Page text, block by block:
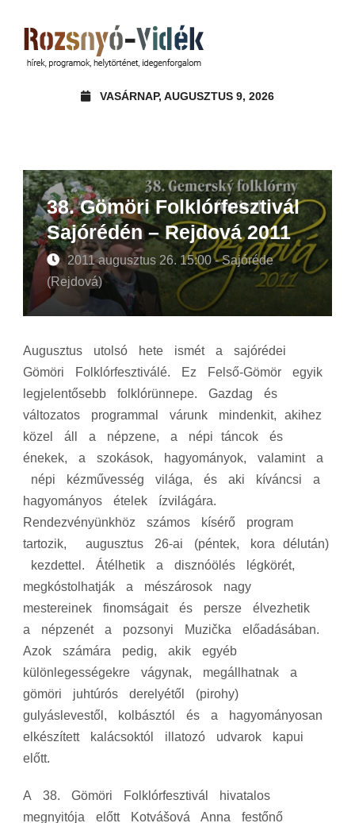
VASÁRNAP, AUGUSZTUS 9, 2026
38. Gömöri Folklórfesztivál
Sajórédén – Rejdová 2011
2011 augusztus 26. 15:00 - Sajóréde
(Rejdová)
Augusztus utolsó hete ismét a sajórédei
Gömöri Folklórfesztiválé. Ez Felső‐Gömör egyik
legjelentősebb folklórünnepe. Gazdag és
változatos programmal várunk mindenkit, akihez
közel áll a népzene, a népi táncok és
énekek, a szokások, hagyományok, valamint a
népi kézművesség világa, és aki kíváncsi a
hagyományos ételek ízvilágára.
Rendezvényünkhöz számos kísérő program
tartozik, augusztus 26-ai (péntek, kora délután)
kezdettel. Átélhetik a disznóölés légkörét,
megkóstolhatják a mészárosok nagy
mestereinek finomságait és persze élvezhetik
a népzenét a pozsonyi Muzička előadásában.
Azok számára pedig, akik egyéb
különlegességekre vágynak, megállhatnak a
gömöri juhtúrós derelyétől (pirohy)
gulyáslevestől, kolbásztól és a hagyományosan
elkészített kalácsoktól illatozó udvarok kapui
előtt.
A 38. Gömöri Folklórfesztivál hivatalos
megnyitója előtt Kotvášová Anna festőnő